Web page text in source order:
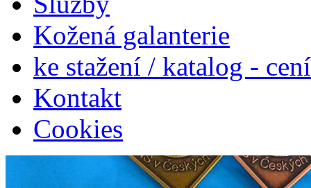
Kožená galanterie
ke stažení / katalog -
Kontakt
Cookies